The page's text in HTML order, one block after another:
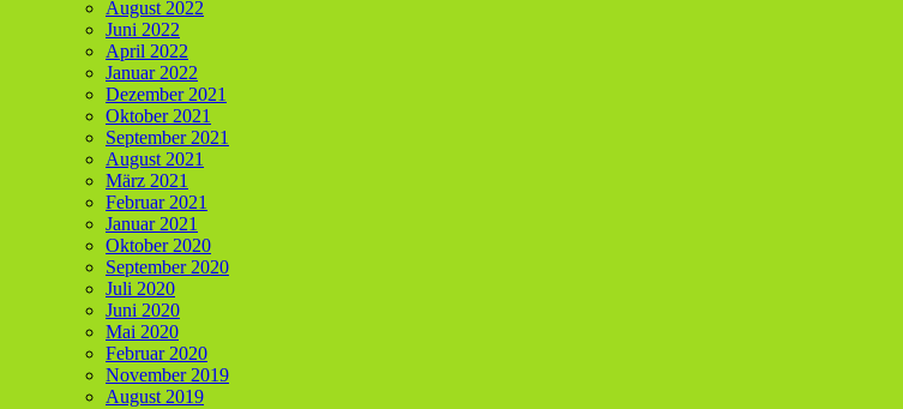
August 2022
Juni 2022
April 2022
Januar 2022
Dezember 2021
Oktober 2021
September 2021
August 2021
März 2021
Februar 2021
Januar 2021
Oktober 2020
September 2020
Juli 2020
Juni 2020
Mai 2020
Februar 2020
November 2019
August 2019